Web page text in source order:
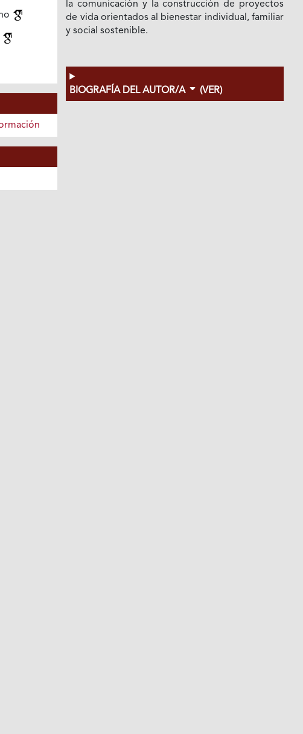
la comunicación y la construcción de proyectos
de vida orientados al bienestar individual, familiar
y social sostenible.
BIOGRAFÍA DEL AUTOR/A (VER)